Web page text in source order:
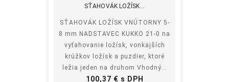
SŤAHOVÁK LOŽÍSK...
SŤAHOVÁK LOŽÍSK VNÚTORNY 5-
8 mm NADSTAVEC KUKKO 21-0 na
vyťahovanie ložísk, vonkajších
krúžkov ložísk a puzdier, ktoré
ležia jeden na druhom Vhodný...
Cena
100,37 € s DPH